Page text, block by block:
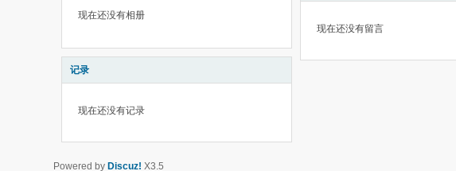
现在还没有相册
记录
现在还没有记录
现在还没有留言
Powered by Discuz! X3.5